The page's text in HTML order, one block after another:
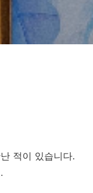
적이 있습니다.